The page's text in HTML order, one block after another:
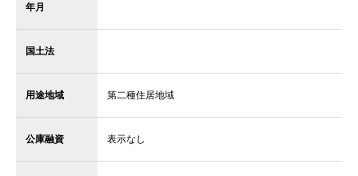
年月
国土法
用途地域 第二種住居地域
公庫融資 表示なし